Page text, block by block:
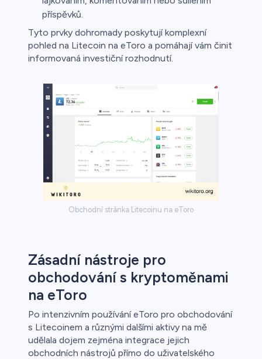
příspěvků.
Tyto prvky dohromady poskytují komplexní
pohled na Litecoin na eToro a pomáhají vám činit
informovaná investiční rozhodnutí.
Obchodní stránka Litecoinu na eToro
Zásadní nástroje pro
obchodování s kryptoměnami
na eToro
Po intenzivním používání eToro pro obchodování
s Litecoinem a různými dalšími aktivy na mě
udělala dojem zejména integrace jejich
obchodních nástrojů přímo do uživatelského